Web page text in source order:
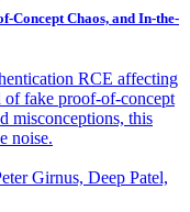
Concept Chaos, and In-the-
RCE affecting
of fake proof-of-concept
misconceptions, this
noise.
Girnus, Deep Patel,